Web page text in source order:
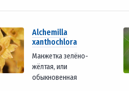
Alchemilla
xanthochlora
Манжетка зелёно-
жёлтая, или
обыкновенная